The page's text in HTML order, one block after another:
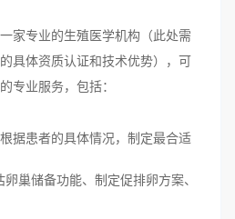
家专业的生殖医学机构（此处需
具体资质认证和技术优势），可
专业服务，包括：
根据患者的具体情况，制定最合适
巢储备功能、制定促排卵方案、